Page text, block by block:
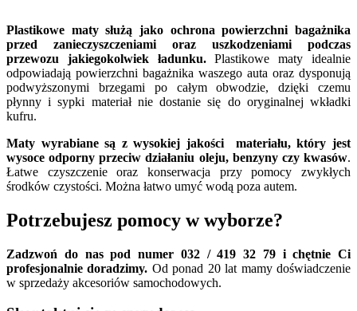
Plastikowe maty służą jako ochrona powierzchni bagażnika
przed zanieczyszczeniami oraz uszkodzeniami podczas
przewozu jakiegokolwiek ładunku.Plastikowe maty idealnie
odpowiadają powierzchni bagażnika waszego auta oraz dysponują
podwyższonymi brzegami po całym obwodzie, dzięki czemu
płynny i sypki materiał nie dostanie się do oryginalnej wkładki
kufru.
Maty wyrabiane są z wysokiej jakości materiału, który jest
wysoce odporny przeciw działaniu oleju, benzyny czy kwasów.
Łatwe czyszczenie oraz konserwacja przy pomocy zwykłych
środków czystości. Można łatwo umyć wodą poza autem.
Potrzebujesz pomocy w wyborze?
Zadzwoń do nas pod numer 032 / 419 32 79 i chętnie Ci
profesjonalnie doradzimy. Od ponad 20 lat mamy doświadczenie
w sprzedaży akcesoriów samochodowych.